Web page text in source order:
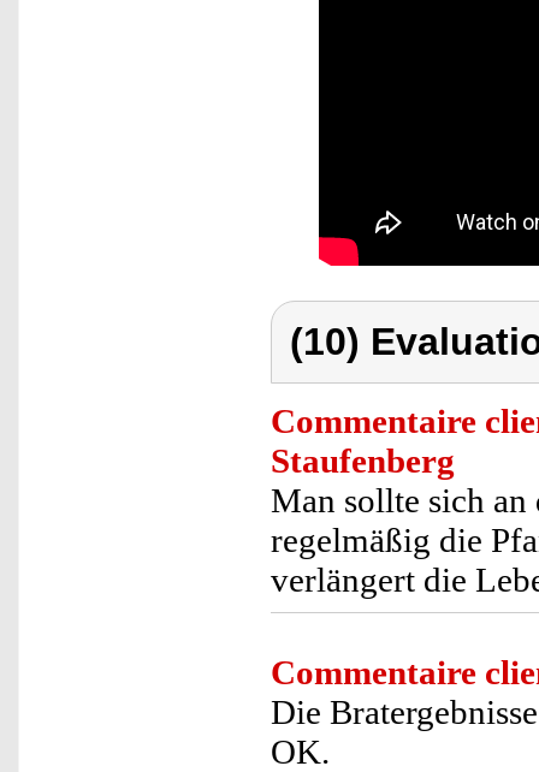
(10)
Commentaire
Staufenberg
Man sollte sich
regelmäßig die
verlängert die
Commentaire
Die
OK.